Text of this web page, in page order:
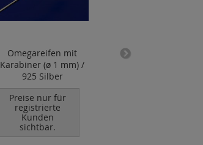
Omegareifen mit
Karabiner (ø 1 mm) /
925 Silber
Preise nur für
registrierte
Kunden
sichtbar.